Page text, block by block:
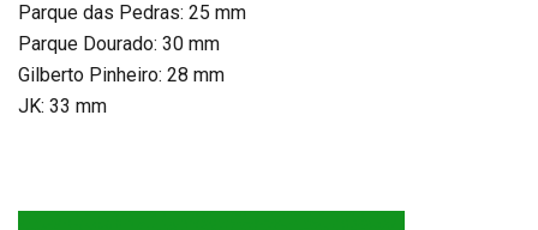
Parque das Pedras: 25 mm
Parque Dourado: 30 mm
Gilberto Pinheiro: 28 mm
JK: 33 mm